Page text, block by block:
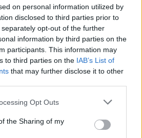
on personal information utilized by
disclosed to third parties prior to
opt-out of the further
information by third parties on the
participants. This information may
to third parties on the IAB’s List of
that may further disclose it to other
app uses one or more Google
usage behaviour. You may click to
Google and its third-party tags to
Opt Outs
the Sharing of my
αστυνομικοί της ΔΙΑΣ (Video)
8 ΑΥΓΟΎΣΤΟΥ 2026